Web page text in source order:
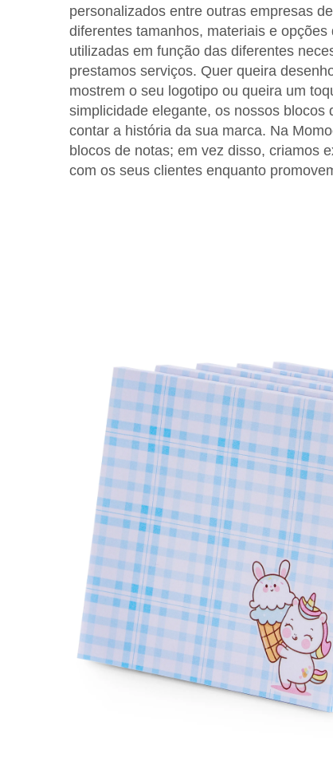
personalizados entre outras empresas
diferentes tamanhos, materiais e
utilizadas em função das diferentes
prestamos serviços. Quer queira
mostrem o seu logotipo ou queira um
simplicidade elegante, os nossos blocos
contar a história da sua marca. Na
blocos de notas; em vez disso, criamos
com os seus clientes enquanto